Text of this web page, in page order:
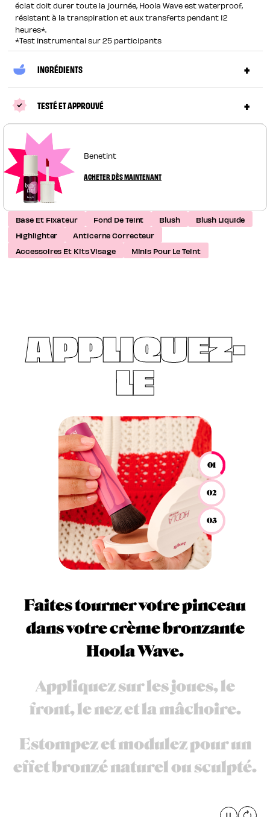
éclat doit durer toute la journée, Hoola Wave est waterproof,
résistant à la transpiration et aux transferts pendant 12
heures*.
*Test instrumental sur 25 participants
INGRÉDIENTS
TESTÉ ET APPROUVÉ
Benetint
ACHETER DÈS MAINTENANT
Base Et Fixateur Fond De Teint Blush
Blush Liquide
Highlighter
Anticerne Correcteur
Accessoires Et Kits Visage
Minis Pour Le Teint
Faites tourner votre pinceau
dans votre crème bronzante
Hoola Wave.
Appliquez sur les joues, le
front, le nez et la mâchoire.
Estompez et modulez pour un
effet bronzé naturel ou sculpté.
APPLIQUEZ-
LE
01
02
03
Pause